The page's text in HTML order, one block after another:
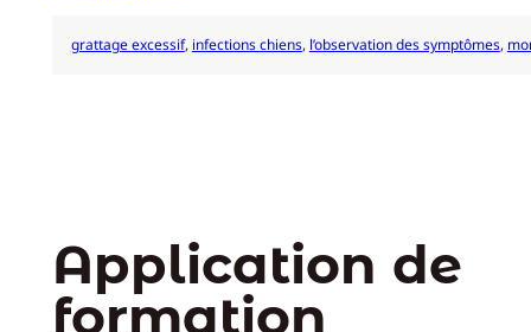
grattage excessif, infections chiens, l’observation des symptômes,
Application de
formation